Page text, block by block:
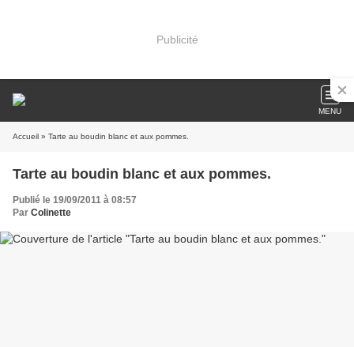
Publicité
MENU
Accueil » Tarte au boudin blanc et aux pommes.
Tarte au boudin blanc et aux pommes.
Publié le 19/09/2011 à 08:57
Par Colinette